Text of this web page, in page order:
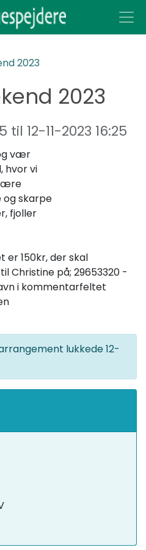
2023
2023
til 12-11-2023 16:25
vær
hvor vi
skarpe
fjoller
er 150kr, der skal
Christine på; 29653320 -
i kommentarfeltet
lukkede12-